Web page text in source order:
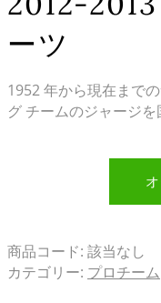
ーツ
1952 年から現在まで
グ チームのジャージを
商品コード: 該当なし
カテゴリー: プロチーム